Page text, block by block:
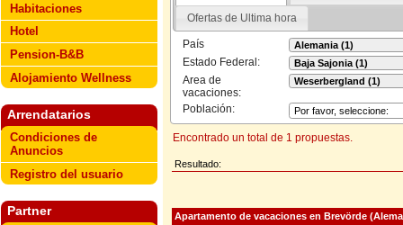
Habitaciones
Hotel
Pension-B&B
Alojamiento Wellness
Arrendatarios
Condiciones de
Anuncios
Registro del usuario
Partner
Ofertas de Ultima hora
País
Estado Federal:
Area de
vacaciones:
Población:
Encontrado un total de 1 propuestas.
Resultado:
Apartamento de vacaciones en Brevörde